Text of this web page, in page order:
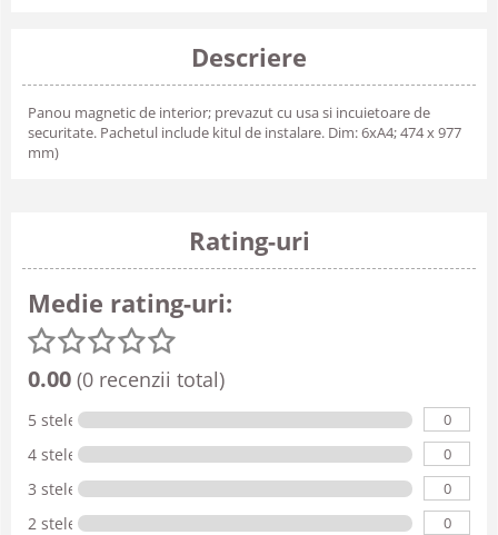
Descriere
Panou magnetic de interior; prevazut cu usa si incuietoare de
securitate. Pachetul include kitul de instalare. Dim: 6xA4; 474 x 977
mm)
Rating-uri
Medie rating-uri:
0.00 (0 recenzii total)
5 stele 0
4 stele 0
3 stele 0
2 stele 0